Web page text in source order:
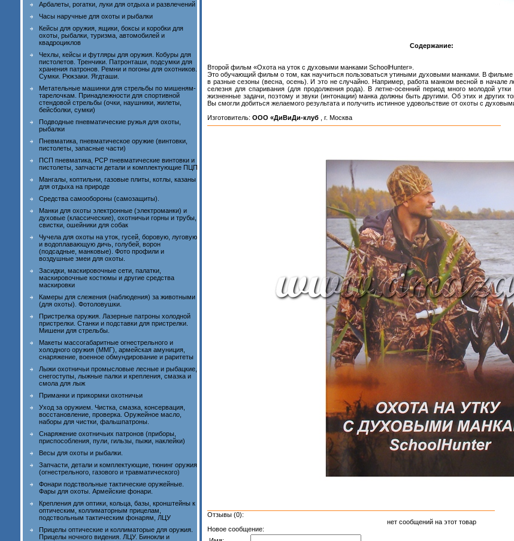
Арбалеты, рогатки, луки для отдыха и развлечений
Часы наручные для охоты и рыбалки
Кейсы для оружия, ящики, боксы и коробки для
охоты, рыбалки, туризма, автомобилей и
квадроциклов
Чехлы, кейсы и футляры для оружия. Кобуры для
пистолетов. Тренчики. Патронташи, подсумки для
хранения патронов. Ремни и погоны для охотников.
Сумки. Рюкзаки. Ягдташи.
Метательные машинки для стрельбы по мишеням-
тарелочкам. Принадлежности для спортивной
стендовой стрельбы (очки, наушники, жилеты,
бейсболки, сумки)
Подводные пневматические ружья для охоты,
рыбалки
Пневматика, пневматическое оружие (винтовки,
пистолеты, запасные части)
ПСП пневматика, PCP пневматические винтовки и
пистолеты, запчасти детали и комплектующие ПЦП
Мангалы, коптильни, газовые плиты, котлы, казаны
для отдыха на природе
Средства самообороны (самозащиты).
Манки для охоты электронные (электроманки) и
духовые (классические), охотничьи горны и трубы,
свистки, ошейники для собак
Чучела для охоты на уток, гусей, боровую, луговую
и водоплавающую дичь, голубей, ворон
(подсадные, манковые). Фото профили и
воздушные змеи для охоты.
Засидки, маскировочные сети, палатки,
маскировочные костюмы и другие средства
маскировки
Камеры для слежения (наблюдения) за животными
(для охоты). Фотоловушки.
Пристрелка оружия. Лазерные патроны холодной
пристрелки. Станки и подставки для пристрелки.
Мишени для стрельбы.
Макеты массогабаритные огнестрельного и
холодного оружия (ММГ), армейская амуниция,
снаряжение, военное обмундирование и раритеты
Лыжи охотничьи промысловые лесные и рыбацкие,
снегоступы, лыжные палки и крепления, смазка и
смола для лыж
Приманки и прикормки охотничьи
Уход за оружием. Чистка, смазка, консервация,
восстановление, проверка. Оружейное масло,
наборы для чистки, фальшпатроны.
Снаряжение охотничьих патронов (приборы,
приспособления, пули, гильзы, пыжи, наклейки)
Весы для охоты и рыбалки.
Запчасти, детали и комплектующие, тюнинг оружия
(огнестрельного, газового и травматического)
Фонари подствольные тактические оружейные.
Фары для охоты. Армейские фонари.
Крепления для оптики, кольца, базы, кронштейны к
оптическим, коллиматорным прицелам,
подствольным тактическим фонарям, ЛЦУ
Прицелы оптические и коллиматорые для оружия.
Прицелы ночного видения. ЛЦУ. Бинокли и
Содержание:
Второй фильм «Охота на уток с духовыми манками SchoolHunter».
Это обучающий фильм о том, как научиться пользоваться утиными духовыми манками. В фильме
в разные сезоны (весна, осень). И это не случайно. Например, работа манком весной в начале
селезня для спаривания (для продолжения рода). В летне-осенний период много молодой
жизненные задачи, поэтому и звуки (интонации) манка должны быть другими. Об этих и других
Вы смогли добиться желаемого результата и получить истинное удовольствие от охоты с
Изготовитель: ООО «ДиВиДи-клуб , г. Москва
Отзывы (0):
нет сообщений на этот товар
Новое сообщение: